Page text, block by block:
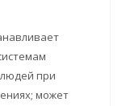
при
может